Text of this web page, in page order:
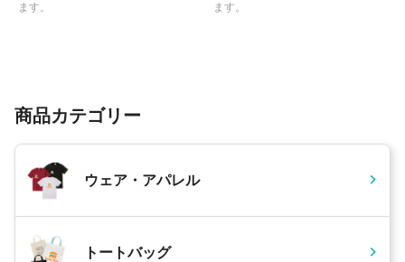
ます。
ます。
商品カテゴリー
ウェア・アパレル
トートバッグ